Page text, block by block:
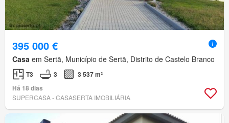
395 000 €
Casa em Sertã, Município de Sertã, Distrito de Castelo Branco
T3 3
3 537 m²
Há 18 dias
SUPERCASA - CASASERTA IMOBILIÁRIA